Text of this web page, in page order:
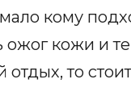
кому
ожог кожи и
то